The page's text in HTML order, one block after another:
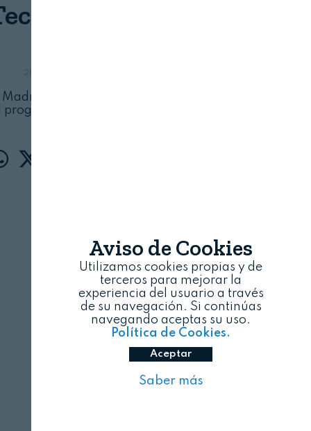
Challengers
20 DE NOVIEMBRE, 2025
Madrid ha acogido el Demo Day de la quinta
programa de impulso tecnológico
Aviso de Cookies
Utilizamos cookies propias y de
terceros para mejorar la
experiencia del usuario a través
de su navegación. Si continúas
navegando aceptas su uso.
Política de Cookies.
Aceptar
Saber más